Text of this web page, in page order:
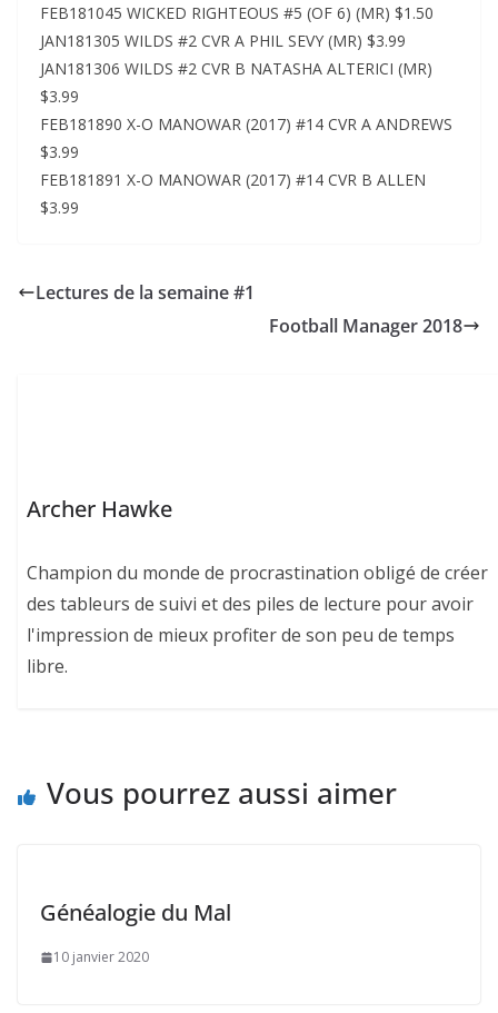
FEB181045 WICKED RIGHTEOUS #5 (OF 6) (MR) $1.50
JAN181305 WILDS #2 CVR A PHIL SEVY (MR) $3.99
JAN181306 WILDS #2 CVR B NATASHA ALTERICI (MR)
$3.99
FEB181890 X-O MANOWAR (2017) #14 CVR A ANDREWS
$3.99
FEB181891 X-O MANOWAR (2017) #14 CVR B ALLEN
$3.99
Lectures de la semaine #1
Football Manager 2018
Archer Hawke
Champion du monde de procrastination obligé de créer
des tableurs de suivi et des piles de lecture pour avoir
l'impression de mieux profiter de son peu de temps
libre.
Vous pourrez aussi aimer
Généalogie du Mal
10 janvier 2020